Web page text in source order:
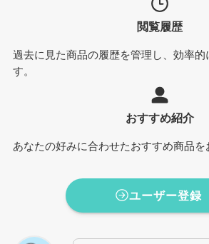
閲覧履歴
過去に見た商品の履歴を管理し、効率的
す。
おすすめ紹介
あなたの好みに合わせたおすすめ商品を
ユーザー登録